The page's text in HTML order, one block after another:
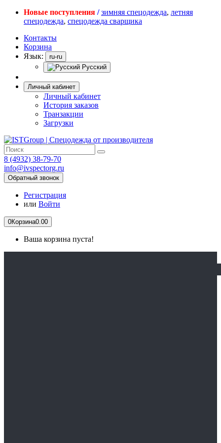
Новые поступления / зимняя спецодежда, летняя
спецодежда, спецодежда сварщика
Контакты
Корзина
Язык:
ru-ru
Русский
Личный кабинет
Личный кабинет
История заказов
Транзакции
Загрузки
8 (4932) 38-79-70
info@ivspectorg.ru
Обратный звонок
Регистрация
или Войти
0Корзина0.00
Ваша корзина пуста!